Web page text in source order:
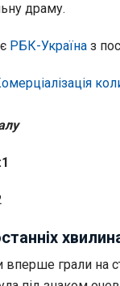
драму.
РБК-Україна з
грали на